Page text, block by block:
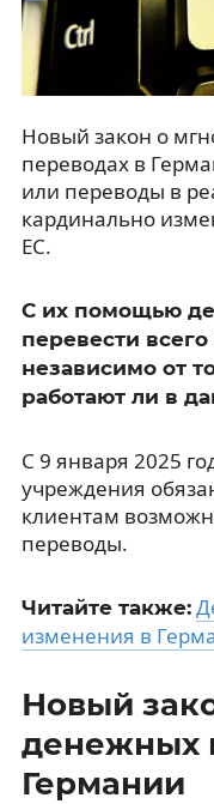
Новый закон о
переводах в
или переводы в
кардинально
ЕС.
С их помощью
перевести
независимо от
работают ли в
С 9 января 2025
учреждения
клиентам
переводы.
Читайте также:
изменения в
Новый
денежных
Германии